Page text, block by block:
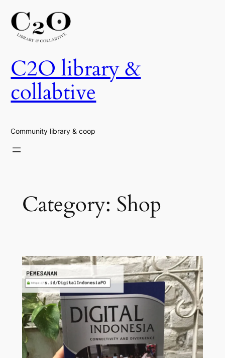
Skip
to
content
C2O library &
collabtive
Community library & coop
Category: Shop